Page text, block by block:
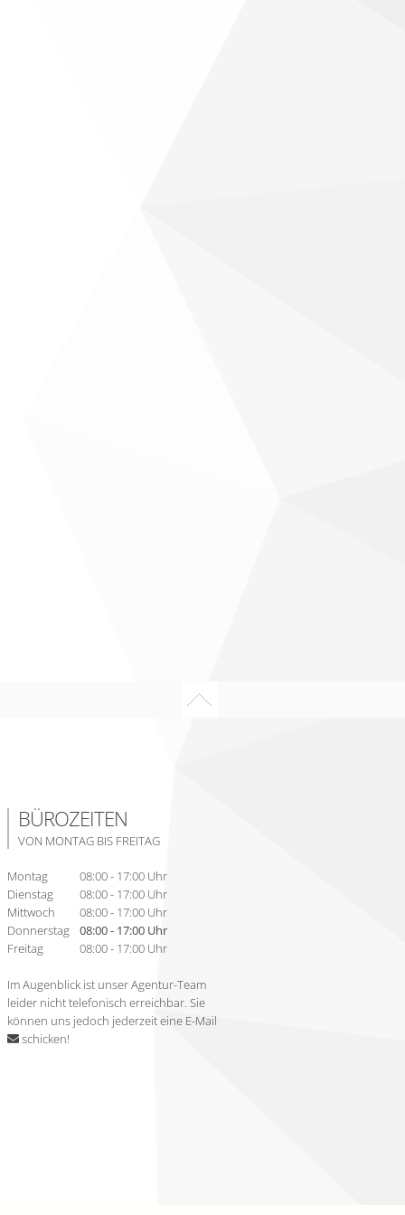
BÜROZEITEN
VON MONTAG BIS FREITAG
Montag
08:00 - 17:00 Uhr
Dienstag
08:00 - 17:00 Uhr
Mittwoch
08:00 - 17:00 Uhr
Donnerstag
08:00 - 17:00 Uhr
Freitag
08:00 - 17:00 Uhr
Im Augenblick ist unser Agentur-Team
leider nicht telefonisch erreichbar. Sie
können uns jedoch jederzeiteine E-Mail
schicken!